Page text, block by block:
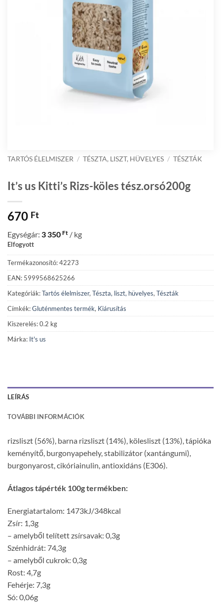
TARTÓS ÉLELMISZER / TÉSZTA, LISZT, HÜVELYES / TÉSZTÁK
It’s us Kitti’s Rizs-köles tész.orsó200g
670 Ft
Egységár: 3 350 Ft / kg
Elfogyott
Termékazonosító: 42273
EAN: 5999568625266
Kategóriák:Tartós élelmiszer, Tészta, liszt, hüvelyes, Tészták
Címkék:Gluténmentes termék, Kiárusítás
Kiszerelés: 0.2 kg
Márka: It's us
LEÍRÁS
TOVÁBBI INFORMÁCIÓK
rizsliszt (56%), barna rizsliszt (14%), kölesliszt (13%), tápióka
keményítő, burgonyapehely, stabilizátor (xantángumi),
burgonyarost, cikóriainulin, antioxidáns (E306).
Átlagos tápérték 100g termékben:
Energiatartalom: 1473kJ/348kcal
Zsír: 1,3g
– amelyből telített zsírsavak: 0,3g
Szénhidrát: 74,3g
– amelyből cukrok: 0,3g
Rost: 4,7g
Fehérje: 7,3g
Só: 0,06g